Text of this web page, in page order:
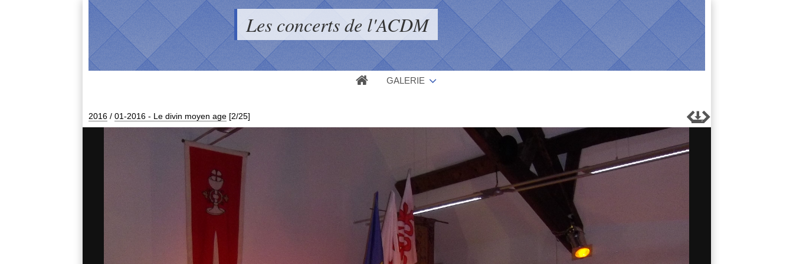
Les concerts de l'ACDM
GALERIE
2016 / 01-2016 - Le divin moyen age [2/25] 